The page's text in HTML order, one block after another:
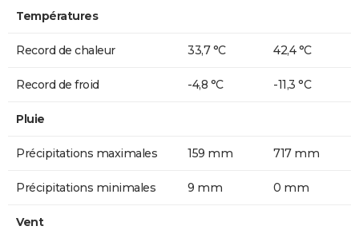
Températures
Record de chaleur 33,7 °C 42,4 °C
Record de froid -4,8 °C -11,3 °C
Pluie
Précipitations maximales 159 mm 717 mm
Précipitations minimales 9 mm 0 mm
Vent